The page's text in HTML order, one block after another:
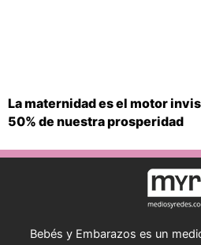
La maternidad es el motor
50% de nuestra prosperidad
Bebés y Embarazos es un